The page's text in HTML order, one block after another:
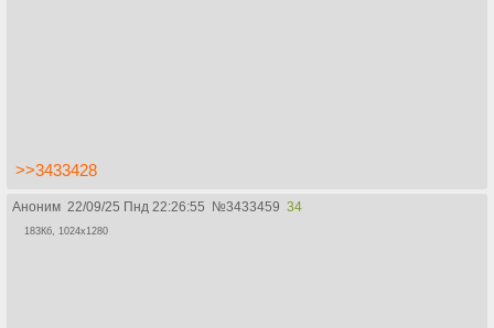
>>3433428
Аноним 22/09/25 Пнд 22:26:55 №3433459 34
183Кб, 1024x1280